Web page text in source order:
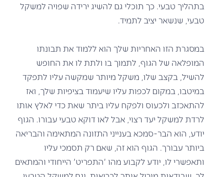
בתהליך טבעי. כך תוכלי גם להשיג ירידה שפויה למשקל
טבעי, שנשאר יציב לתמיד.
במסגרת הזו האחריות שלך הוא ללמוד את תבונתו
המופלאה של הגוף, לתמוך בו ולתת לו את החופש
להשיל, בקצב שלו, משקל מיותר שמקשה עליו לתפקד
במיטבו, במקום לכפות עליו שיעמוד בציפיות שלך, ואז
להתאכזב ולכעוס ולפקח עליו ביתר שאת כדי לאלץ אותו
לרדת למשקל יעד רצוי, אבל לאו דוקא טבעי עבורו. הגוף
יודע, הוא הבר-סמכא בענייני התזונה המתאימה והבריאה
ביותר עבורך. הגוף הוא זה, שאם רק תסמכי עליו
ותאפשרי לו, יודע לקבוע מהו 'התפריט' הייחודי והמתאים